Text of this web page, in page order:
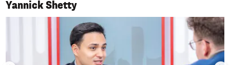
Yannick Shetty